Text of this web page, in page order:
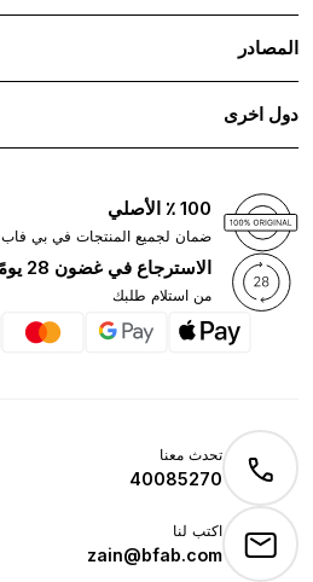
المصادر
دول اخرى
100 ٪ الأصلي
ضمان لجميع المنتجات في بي فاب
الاسترجاع في غضون 28 يومًا
من استلام طلبك
تحدث معنا
40085270
اكتب لنا
zain@bfab.com